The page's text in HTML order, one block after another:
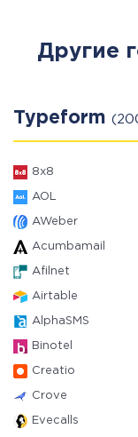
Другие
Typeform
8x8
AOL
AWeber
Acumbamail
Afilnet
Airtable
AlphaSMS
Binotel
Creatio
Crove
Evecalls